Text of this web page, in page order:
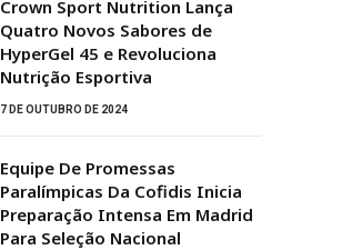
Crown Sport Nutrition Lança
Quatro Novos Sabores de
HyperGel 45 e Revoluciona
Nutrição Esportiva
7 DE OUTUBRO DE 2024
Equipe De Promessas
Paralímpicas Da Cofidis Inicia
Preparação Intensa Em Madrid
Para Seleção Nacional